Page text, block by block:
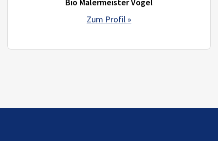
Zum Profil »